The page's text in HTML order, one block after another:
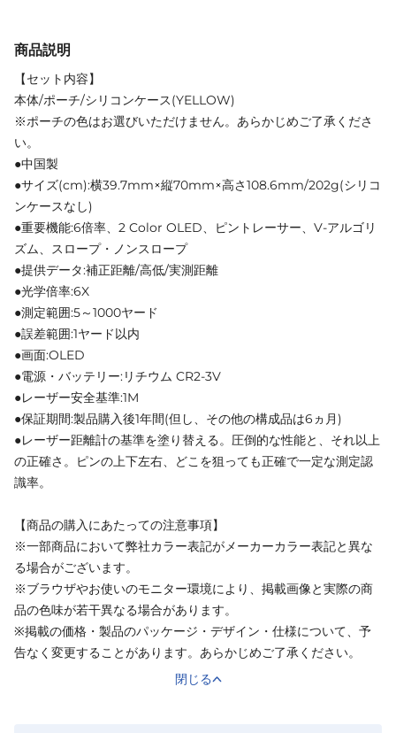
商品説明
【セット内容】
本体/ポーチ/シリコンケース(YELLOW)
※ポーチの色はお選びいただけません。あらかじめご了承くださ
い。
●中国製
●サイズ(cm):横39.7mm×縦70mm×高さ108.6mm/202g(シリコ
ンケースなし)
●重要機能:6倍率、2 Color OLED、ピントレーサー、V-アルゴリ
ズム、スロープ・ノンスロープ
●提供データ:補正距離/高低/実測距離
●光学倍率:6X
●測定範囲:5～1000ヤード
●誤差範囲:1ヤード以内
●画面:OLED
●電源・バッテリー:リチウム CR2-3V
●レーザー安全基準:1M
●保証期間:製品購入後1年間(但し、その他の構成品は6ヵ月)
●レーザー距離計の基準を塗り替える。圧倒的な性能と、それ以上
の正確さ。ピンの上下左右、どこを狙っても正確で一定な測定認
識率。
【商品の購入にあたっての注意事項】
※一部商品において弊社カラー表記がメーカーカラー表記と異な
る場合がございます。
※ブラウザやお使いのモニター環境により、掲載画像と実際の商
品の色味が若干異なる場合があります。
※掲載の価格・製品のパッケージ・デザイン・仕様について、予
告なく変更することがあります。あらかじめご了承ください。
閉じる